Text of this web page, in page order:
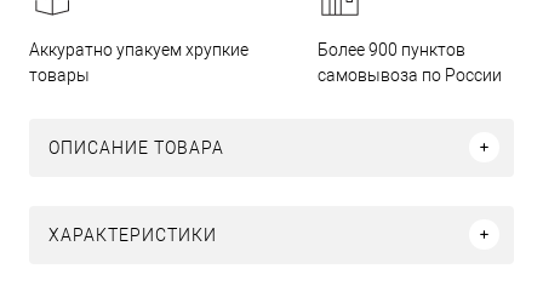
Аккуратно упакуем хрупкие
товары
Более 900 пунктов
самовывоза по России
ОПИСАНИЕ ТОВАРА
ХАРАКТЕРИСТИКИ